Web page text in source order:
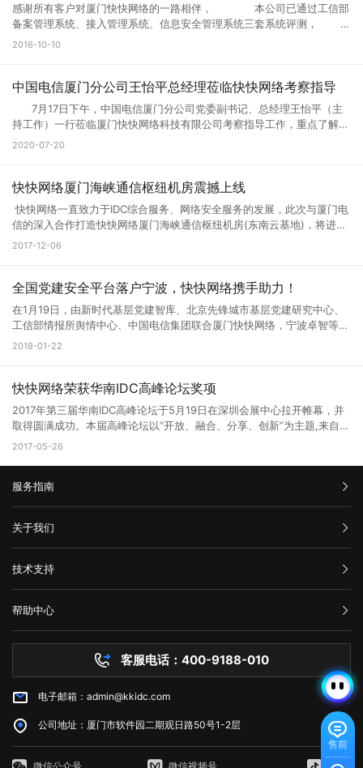
--------------- 高防A型：G口20M独享 60G防御 399元/月 高防B型：
G口30M独享 100G防御 699元/月 高防C型：G口100M独享 200G防御
1299元/月 高防D型：G口100M独享 300G防御 1799元/月 适合：游
戏，网站，APP，北方联通布点等业务 --------------------------------
仅售999元/月 微端大带宽B型： 200M带宽 120G防御 仅售1799元/月
适合：大带宽资源加载，下载业务，附送微端防CC策略 ----------------
-------------------------------------------- 新老客户体验活动： 只要
+2元 免费体验高防C型3天时间。 服务器开始售卖。 各位速速联系销售
商务领取免费体验名额。 测试IP:123.129.217.1
感谢所有客户对厦门快快网络的一路相伴， 本公司已通过工信部
备案管理系统、接入管理系统、信息安全管理系统三套系统评测，
经通信管局审批通过取得增值电信业务 ISP（因特网接入服务），IDC(互
2016-10-10
中国电信厦门分公司王怡平总经理莅临快快网络考察指导
7月17日下午，中国电信厦门分公司党委副书记、总经理王怡平（主
持工作）一行莅临厦门快快网络科技有限公司考察指导工作，重点了解当
前公司的运营情况及发展规划，并就深化双方合作、推进5G建设进行交
随后，由党支部书记张功洪作党建共建工作情况介绍，以先锋引领、共建
快快网络CEO林思弘介绍公司的基本情况 在详细了解企业的运营情
况后，王怡平对公司当前的发展情况表示肯定，并从国家宏观政策、行业
环境、未来发展大势等方面阐述了大数据、云计算行业发展的机遇和挑
战。他强调，5G网络是“新基建”的重要组成部分，也是推动经济社会数字
强技术攻关，积极培育更多基于5G技术的新产品、新服务，助力行业应
用和发展。 林思弘代表公司感谢中国电信厦门分公司长期以来的大力
支持和帮助，希望双方能够进一步深化合作，协同开展5G应用创新探
2020-07-20
快快网络厦门海峡通信枢纽机房震撼上线
快快网络一直致力于IDC综合服务、网络安全服务的发展，此次与厦门电
信的深入合作打造快快网络厦门海峡通信枢纽机房(东南云基地)，将进一
步深耕厦门市场，将云安全业务推向更广阔的市场。 快快网络厦门海峡
出口带宽近2T级，配套三个回路供电系统，配备了福建省首个液态冷却
枢纽机房是快快网络公司2017年全力重点打造的核心项目。 电力供应 机
房配电系统容量为22342KVA，采用三路高压进线每回线路的供电容量为
9600KVA，两组一备。并设有4台2400KVA的备用高压柴油发电机组，
作为后备电源，总容量为9600KVA，保证99.99%持续电力供应。 恒温
6330KW，两套系统互为备份，保证机房通风、恒温、恒湿 机房温度控
制在：22±3摄氏度，相对湿度：30%~70%。 网络资源 机房依托中国
电信强大的技术力量和网络资源，企业用户的网络设备通过海峡通信IDC
温湿度等。采用数字式视频安防监控系统，录像保存时间>3个月，可根
量，机房配备24小时专业运维人员，专业安保人员，将为您提供从机房
设备维护、网络实时监控到网络设备故障排除等全方位的365*7*24小时
的专业技术支持。 欢迎预约现场考察机房，厦门地区企业我们提供专车
2017-12-06
全国党建安全平台落户宁波，快快网络携手助力！
在1月19日，由新时代基层党建智库、北京先锋城市基层党建研究中心、
工信部情报所舆情中心、中国电信集团联合厦门快快网络，宁波卓智等共
同建设的“全国党务政务网络防护平台”工程在浙江宁波顺利启动，这也是
的增加，想要顺畅的链接，高速稳定的带宽和强大防御是必不可少的！
功，“党务政务网络信息安全防护平台暨网络数据、安全防护中心”项目能
正式启动表示祝贺，快快网络将联合宁波卓智以及其他安全公司一起为该
安全防护平台还建立面向党务政务领域的信息安全网络数据、安全防护中
心，建立统一高效的网络安全风险报告机制、情报共享机制、研判处置机
制，提高漏洞可发现、风险可防范能力。 这是企业回报党和国家的最好
机会。 今后，全国党政机关、企事业单位只需登录党建先锋网站，
完成注册登记，配套的“党政安全云”就将根据各党政机关、企事业单位网
络信息建设的实际情况，定制个性化的解决方案，明确保护对象、保护层
新闻办公室原局长，国务院新闻办公室秘书长兼六局局长冯希望同志等十
几位领导同志分别进行了发言以及美好的祝愿，对中国电信集团，厦门快
席的媒体有新华网，人民网，浙江日报，宁波电视台等新闻媒体。 相关
媒体报导(截取部分媒体，排名不分先后)： 人民网
http://zj.people.com.cn/n2/2018/0119/c186950-31163479.html 杭
州网 http://news.hangzhou.com.cn/zjnews/content/2018-
01/20/content_6778158.htm 中国宁波网
http://news.cnnb.com.cn/system/2018/01/20/008719293.shtml 东
http://news.eastday.com/eastday/13news/auto/news/csj/20180119/
http://www.dzwww.com/xinwen/shehuixinwen/201801/
2018-01-22
快快网络荣获华南IDC高峰论坛奖项
2017年第三届华南IDC高峰论坛于5月19日在深圳会展中心拉开帷幕，并
取得圆满成功。本届高峰论坛以“开放、融合、分享、创新”为主题,来自全
国各地的著名IDC服务商参加了本次展会，厦门快快网络科技有限公司携
年度最具价值新锐奖 参展嘉宾代表进行演讲，深度剖析IDC的发展以及未
务水平，促进IDC的快速健康发展，推进中小企业的数据中心建设与发展
进程；通过开展各项活动，为IDC行业发展服务，专致于资源整合型，智
慧集结型团体的打造，并致力将精英个人价值、团队能量、社会资源的调
+"向各行各业的加速渗透以及VR 、智能终端、可穿戴设备的广泛普及改
现，海量的数据正在改变已有的社会形态，未来整个人类社会将演变成包
罗万象的数据处理系统。而这背后海量数据的存储、处理、计算需要更强
大的基础设施能力，此时互联网底层支撑数据中心的重要性日益凸显。随
着IDC产业政策环境宽松，市场监管逐渐规范，IDC服务商服务能力不断
提升，跨界融合逐步深入，开放、融合、分享、创新成为这个时期的主旋
律。 为了进一步推进国内IDC产业健康发展，促进业内交流，作为华南区
的数据中心、云计算领域的标志性盛会，华南IDC联盟组委会继2015、
2016成功举办华南IDC高峰论坛之后，现启动“2017•IDC产业新生态—暨
第三届华南IDC高峰论坛”，联合行内各业人士共同探讨目前所面临的机遇
2017-05-26
售前
服务指南
汇款信息
购买流程
服务条款
关于我们
公司介绍
举报中心
隐私声明
技术支持
网站备案
技术文档
帮助中心
服务器问题
市场资讯
客服电话：400-9188-010
电子邮箱：admin@kkidc.com
公司地址：厦门市软件园二期观日路50号1-2层